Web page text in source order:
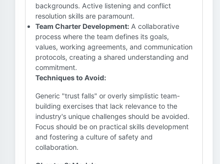
backgrounds. Active listening and conflict
resolution skills are paramount.
Team Charter Development: A collaborative
process where the team defines its goals,
values, working agreements, and communication
protocols, creating a shared understanding and
commitment.
Techniques to Avoid:
Generic "trust falls" or overly simplistic team-
building exercises that lack relevance to the
industry's unique challenges should be avoided.
Focus should be on practical skills development
and fostering a culture of safety and
collaboration.